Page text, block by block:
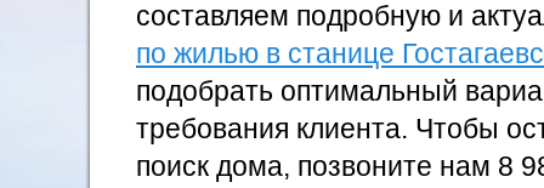
составляем подробную и
по жилью в станице
подобрать оптимальный
требования клиента. Чтобы
поиск дома, позвоните нам 8